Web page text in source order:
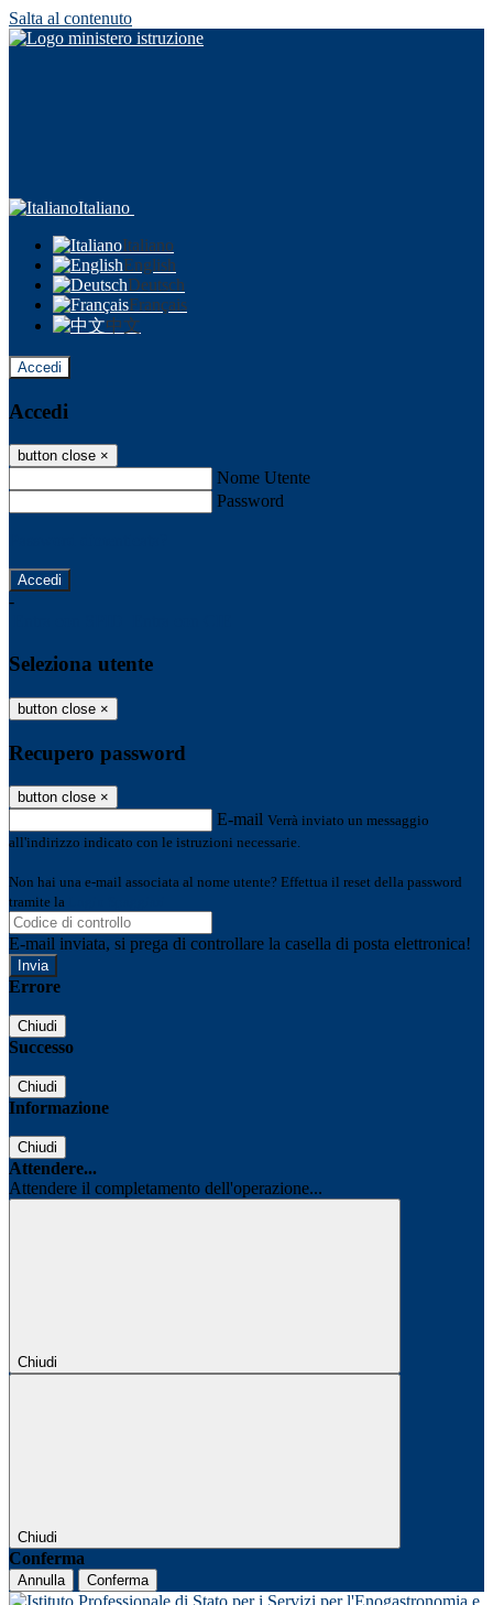
Salta al contenuto
Italiano
Italiano
English
Deutsch
Français
中文
Accedi
Accedi
button close ×
Nome Utente
Password
-
Seleziona utente
button close ×
Recupero password
button close ×
E-mail Verrà inviato un messaggio
all'indirizzo indicato con le istruzioni necessarie.
Non hai una e-mail associata al nome utente? Effettua il reset della password
tramite la
E-mail inviata, si prega di controllare la casella di posta elettronica!
Errore
Chiudi
Successo
Chiudi
Informazione
Chiudi
Attendere...
Attendere il completamento dell'operazione...
Chiudi
Chiudi
Conferma
Annulla Conferma